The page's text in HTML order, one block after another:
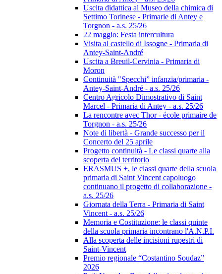
Uscita didattica al Museo della chimica di
Settimo Torinese - Primarie di Antey e
Torgnon - a.s. 25/26
22 maggio: Festa intercultura
Visita al castello di Issogne - Primaria di
Antey-Saint-André
Uscita a Breuil-Cervinia - Primaria di
Moron
Continuità "Specchi” infanzia/primaria -
Antey-Saint-André - a.s. 25/26
Centro Agricolo Dimostrativo di Saint
Marcel - Primaria di Antey - a.s. 25/26
La rencontre avec Thor - école primaire de
Torgnon - a.s. 25/26
Note di libertà - Grande successo per il
Concerto del 25 aprile
Progetto continuità - Le classi quarte alla
scoperta del territorio
ERASMUS +, le classi quarte della scuola
primaria di Saint Vincent capoluogo
continuano il progetto di collaborazione -
a.s. 25/26
Giornata della Terra - Primaria di Saint
Vincent - a.s. 25/26
Memoria e Costituzione: le classi quinte
della scuola primaria incontrano l'A.N.P.I.
Alla scoperta delle incisioni rupestri di
Saint-Vincent
Premio regionale “Costantino Soudaz”
2026